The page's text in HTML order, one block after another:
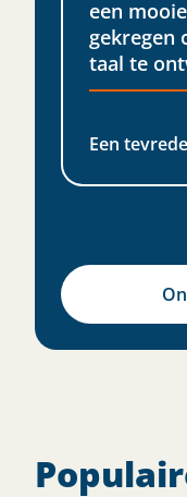
een
gekregen
taal te
Een